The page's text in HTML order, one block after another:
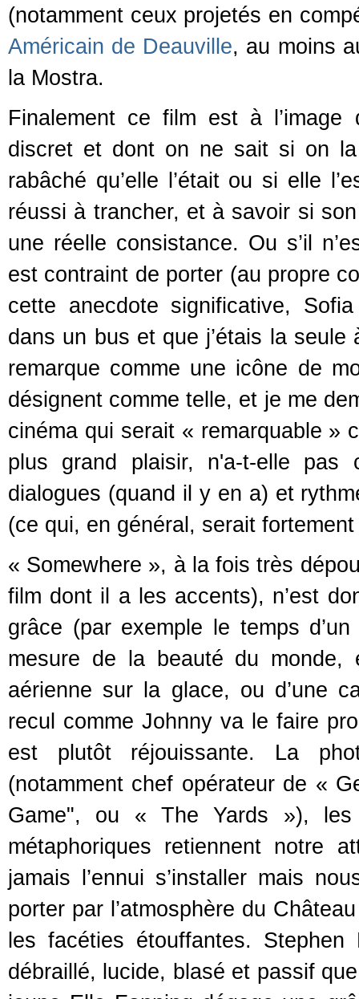
(notamment ceux projetés en
Américain de Deauville, au moins
la Mostra.
Finalement ce film est à
discret et dont on ne sait si on
rabâché qu’elle l’était ou si elle
réussi à trancher, et à savoir si
une réelle consistance. Ou s’il
est contraint de porter (au propre
cette anecdote significative,
dans un bus et que j’étais la seule
remarque comme une icône de
désignent comme telle, et je me
cinéma qui serait « remarquable »
plus grand plaisir, n'a-t-elle
dialogues (quand il y en a) et
(ce qui, en général, serait
« Somewhere », à la fois très
film dont il a les accents), n’est
grâce (par exemple le temps
mesure de la beauté du monde,
aérienne sur la glace, ou d’une
recul comme Johnny va le faire
est plutôt réjouissante. La
(notamment chef opérateur de «
Game", ou « The Yards »), les
métaphoriques retiennent notre
jamais l’ennui s’installer mais
porter par l’atmosphère du
les facéties étouffantes.
débraillé, lucide, blasé et passif